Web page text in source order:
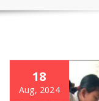
18
Aug, 2024